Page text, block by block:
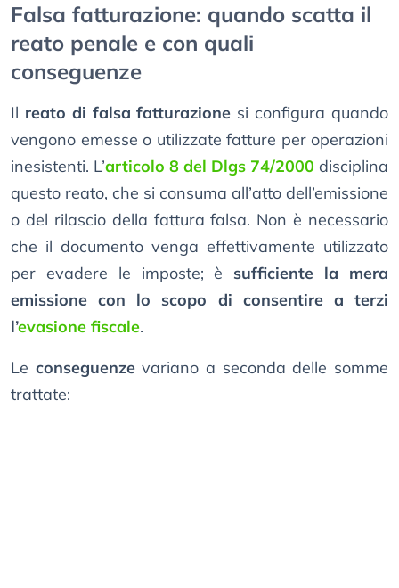
Falsa fatturazione: quando scatta il
reato penale e con quali
conseguenze
Il reato di falsa fatturazione si configura quando
vengono emesse o utilizzate fatture per operazioni
inesistenti. L’articolo 8 del Dlgs 74/2000 disciplina
questo reato, che si consuma all’atto dell’emissione
o del rilascio della fattura falsa. Non è necessario
che il documento venga effettivamente utilizzato
per evadere le imposte; è sufficiente la mera
emissione con lo scopo di consentire a terzi
l’evasione fiscale.
Le conseguenzevariano a seconda delle somme
trattate: